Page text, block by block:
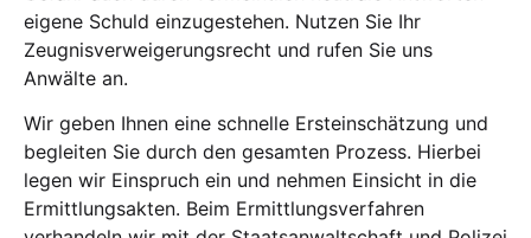
eigene Schuld einzugestehen. Nutzen Sie Ihr
Zeugnisverweigerungsrecht und rufen Sie uns
Anwälte an.
Wir geben Ihnen eine schnelle Ersteinschätzung und
begleiten Sie durch den gesamten Prozess. Hierbei
legen wir Einspruch ein und nehmen Einsicht in die
Ermittlungsakten. Beim Ermittlungsverfahren